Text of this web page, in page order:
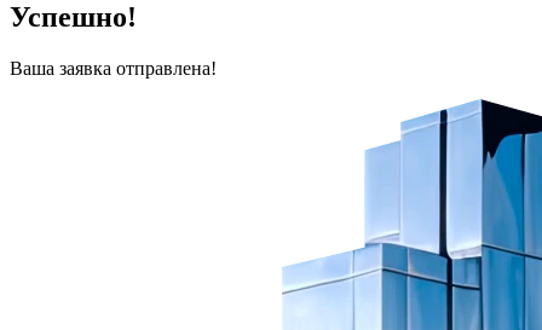
Успешно!
Ваша заявка отправлена!